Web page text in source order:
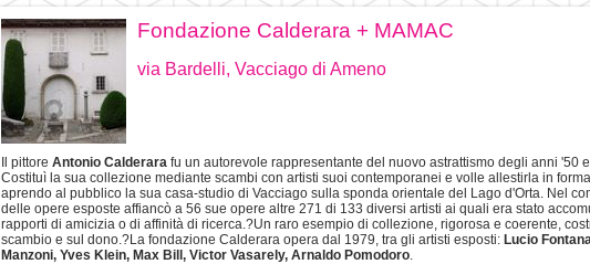
Fondazione Calderara + MAMAC
via Bardelli, Vacciago di Ameno
Il pittore Antonio Calderara fu un autorevole rappresentante del nuovo astrattismo degli anni '50
Costituì la sua collezione mediante scambi con artisti suoi contemporanei e volle allestirla in
aprendo al pubblico la sua casa-studio di Vacciago sulla sponda orientale del Lago d'Orta. Nel
delle opere esposte affiancò a 56 sue opere altre 271 di 133 diversi artisti ai quali era stato
rapporti di amicizia o di affinità di ricerca.?Un raro esempio di collezione, rigorosa e coerente,
scambio e sul dono.?La fondazione Calderara opera dal 1979, tra gli artisti esposti: Lucio
Manzoni, Yves Klein, Max Bill, Victor Vasarely, Arnaldo Pomodoro.